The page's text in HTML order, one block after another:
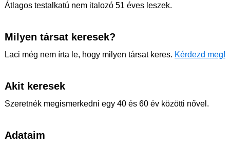
Átlagos testalkatú nem italozó 51 éves leszek.
Milyen társat keresek?
Laci még nem írta le, hogy milyen társat keres. Kérdezd meg!
Akit keresek
Szeretnék megismerkedni egy 40 és 60 év közötti nővel.
Adataim